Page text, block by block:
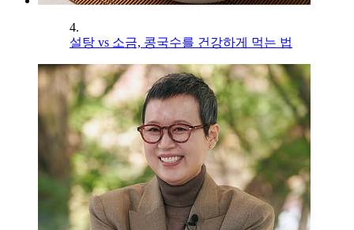
4.
설탕 vs 소금, 콩국수를 건강하게 먹는 법